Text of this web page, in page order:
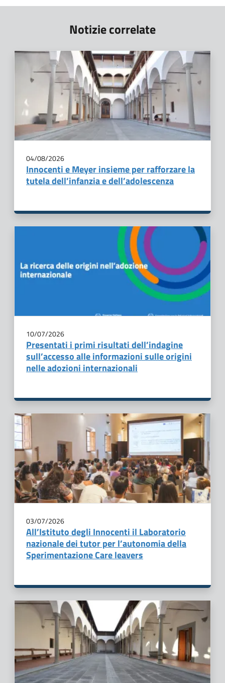
Notizie correlate
04/08/2026
Innocenti e Meyer insieme per rafforzare la
tutela dell’infanzia e dell’adolescenza
10/07/2026
Presentati i primi risultati dell’indagine
sull’accesso alle informazioni sulle origini
nelle adozioni internazionali
03/07/2026
All’Istituto degli Innocenti il Laboratorio
nazionale dei tutor per l’autonomia della
Sperimentazione Care leavers